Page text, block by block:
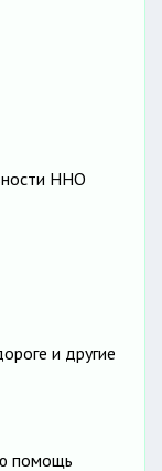
ННО
и другие
помощь